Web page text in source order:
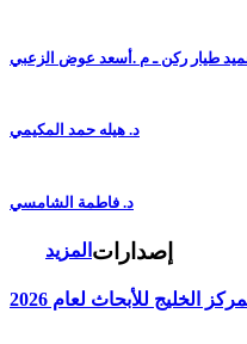
طيار ركن ـ م .أسعد عوض الزعبي
د. هيله حمد المكيمي
د. فاطمة الشامسي
المزيد إصدارات
الخليج للأبحاث لعام 2026